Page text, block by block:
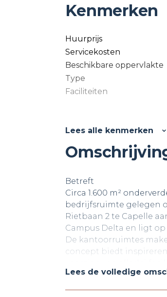
Kenmerken
Huurprijs
Servicekosten
Beschikbare oppervlakte
Type
Faciliteiten
Lees alle kenmerken
Betreft
Circa 1.600 m²
bedrijfsruimte gelegen
Rietbaan 2 te Capelle
Campus Delta en ligt
De kantoorruimtes
concept biedt
Lees de volledige